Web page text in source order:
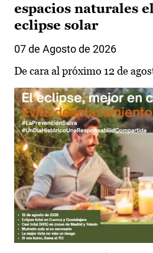
espacios naturales
eclipse solar
07 de Agosto de 2026
De cara al próximo 12 de